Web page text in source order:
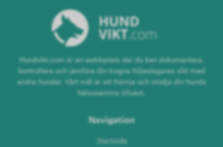
Hundvikt.com är en webbplats där du kan dokumentera,
kontrollera och jämföra din trogna följeslagares vikt med
andra hundar. Vårt mål är att främja och stödja din hunds
hälsosamma tillväxt.
Navigation
Startsida